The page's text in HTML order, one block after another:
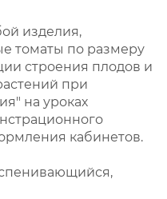
изделия,
томаты по размеру
строения плодов и
при
на уроках
кабинетов.